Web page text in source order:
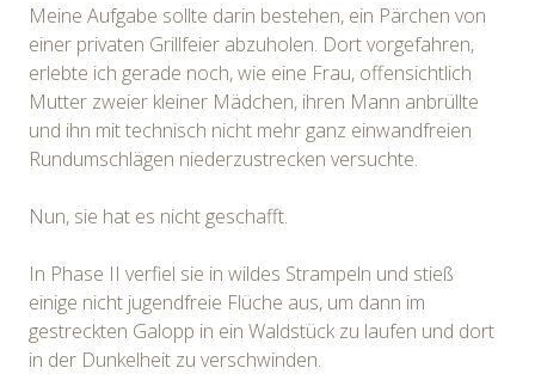
Meine Aufgabe sollte darin bestehen, ein Pärchen von
einer privaten Grillfeier abzuholen. Dort vorgefahren,
erlebte ich gerade noch, wie eine Frau, offensichtlich
Mutter zweier kleiner Mädchen, ihren Mann anbrüllte
und ihn mit technisch nicht mehr ganz einwandfreien
Rundumschlägen niederzustrecken versuchte.
Nun, sie hat es nicht geschafft.
In Phase II verfiel sie in wildes Strampeln und stieß
einige nicht jugendfreie Flüche aus, um dann im
gestreckten Galopp in ein Waldstück zu laufen und dort
in der Dunkelheit zu verschwinden.